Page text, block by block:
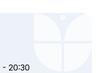
- 20:30